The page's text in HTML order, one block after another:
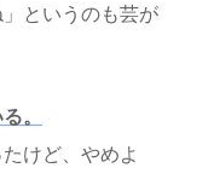
というのも芸が
。
けど、やめよ